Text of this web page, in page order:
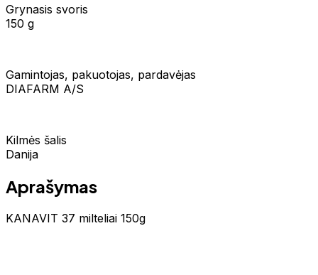
Grynasis svoris
150 g
Gamintojas, pakuotojas, pardavėjas
DIAFARM A/S
Kilmės šalis
Danija
Aprašymas
KANAVIT 37 milteliai 150g